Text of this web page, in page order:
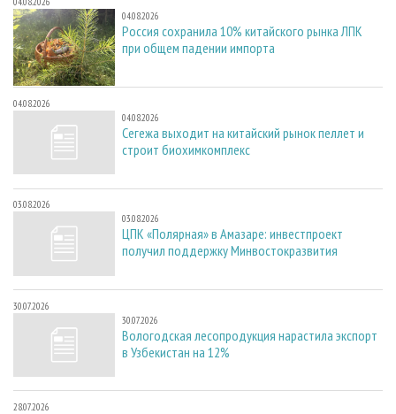
04.08.2026
Россия сохранила 10% китайского рынка ЛПК
при общем падении импорта
04.08.2026
04.08.2026
Сегежа выходит на китайский рынок пеллет и
строит биохимкомплекс
03.08.2026
03.08.2026
ЦПК «Полярная» в Амазаре: инвестпроект
получил поддержку Минвостокразвития
30.07.2026
30.07.2026
Вологодская лесопродукция нарастила экспорт
в Узбекистан на 12%
28.07.2026